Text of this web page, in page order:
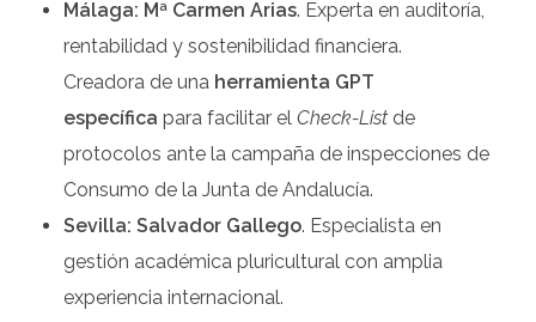
Málaga: Mª Carmen Arias. Experta en auditoría,
rentabilidad y sostenibilidad financiera.
Creadora de una herramienta GPT
específica para facilitar el Check-Listde
protocolos ante la campaña de inspecciones de
Consumo de la Junta de Andalucía.
Sevilla: Salvador Gallego. Especialista en
gestión académica pluricultural con amplia
experiencia internacional.